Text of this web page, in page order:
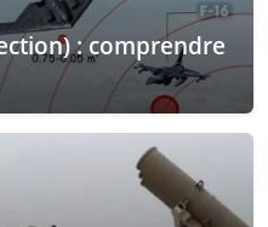
: comprendre